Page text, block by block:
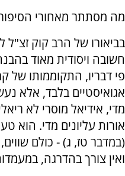
מה מסתתר מאחורי
בביאורו של הרב קוק זצ"ל
חשובה ויסודית מאוד
פי דבריו, התקוממותו של
אגואיסטיים בלבד, אלא
מדי, אידיאל מוסרי לא
אורות עליונים מדי. הוא
(במדבר טז, ג) - כולם
ואין צורך בהדרגה,